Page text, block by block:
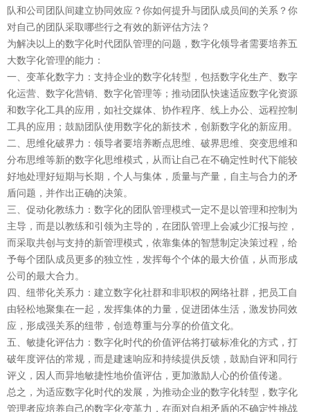
队和公司团队间建立协同效应？你如何提升与团队成员间的关系？你
对自己的团队采取哪些行之有效的新评估方法？
为解决以上的数字化时代团队管理的问题，数字化领导者需要培养五
大数字化管理的能力：
一、变革化数字力：支持企业的数字化转型，包括数字化生产、数字
化运营、数字化营销、数字化管理等；推动团队快速适应数字化资源
和数字化工具的应用，如社交媒体、协作程序、线上办公、远程控制
工具的应用；鼓励团队使用数字化的新技术，创新数字化的新应用。
二、思维化破界力：领导者要培养断点思维、破界思维、突变思维和
分布思维等新的数字化思维模式，从而让自己在不确定性时代下能较
好地处理好短期与长期，个人与集体，质量与产量，自主与合力的矛
盾问题，并作出正确的决策。
三、促动化教练力：数字化的团队管理模式一定不是以管理和控制为
主导，而是以教练和引领为主导的，在团队管理上会减少汇报与控，
而采取共创与支持的新管理模式，依靠集体的智慧制定决策过程，给
予每个团队成员更多的独立性，发挥每个个体的最大价值，从而形成
公司的最大合力。
四、纽带化关系力：建立数字化社群和非职权的网络社群，把员工自
由轻松地聚集在一起，发挥集体的力量，促进团体生活，激发协同效
应，形成强关系的纽带，创造尊重与分享的价值文化。
五、敏捷化评估力：数字化时代的价值评估将打破标准化的方式，打
破年度评估的常规，而是建速响应和持续提供反馈，鼓励自评和同行
评义，因人而异地敏捷性地价值评估，更加激励人心的价值传递。
总之，为适应数字化时代的发展，为推动企业的数字化转型，数字化
管理者应培养自己的数字化变革力，在面对自相矛盾的不确定性挑战